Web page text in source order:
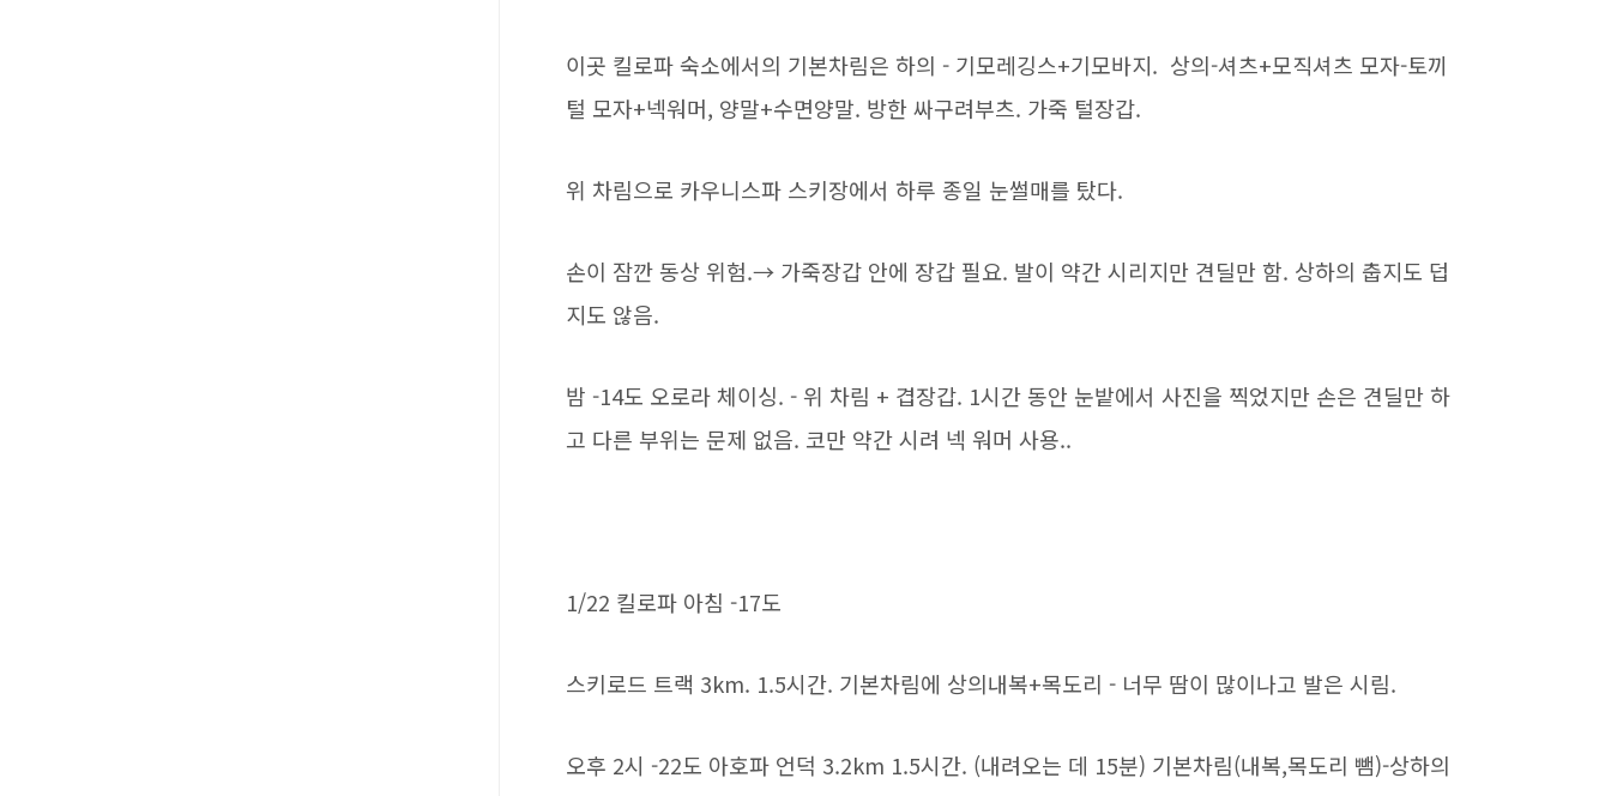
이곳 킬로파 숙소에서의 기본차림은 하의 - 기모레깅스+기모바지. 상의-셔츠+모직셔츠 모자-토끼
털 모자+넥워머, 양말+수면양말. 방한 싸구려부츠. 가죽 털장갑.
위 차림으로 카우니스파 스키장에서 하루 종일 눈썰매를 탔다.
손이 잠깐 동상 위험.→ 가죽장갑 안에 장갑 필요. 발이 약간 시리지만 견딜만 함. 상하의 춥지도 덥
지도 않음.
밤 -14도 오로라 체이싱. - 위 차림 + 겹장갑. 1시간 동안 눈밭에서 사진을 찍었지만 손은 견딜만 하
고 다른 부위는 문제 없음. 코만 약간 시려 넥 워머 사용..
1/22 킬로파 아침 -17도
스키로드 트랙 3km. 1.5시간. 기본차림에 상의내복+목도리 - 너무 땀이 많이나고 발은 시림.
오후 2시 -22도 아호파 언덕 3.2km 1.5시간. (내려오는 데 15분) 기본차림(내복,목도리 뺌)-상하의